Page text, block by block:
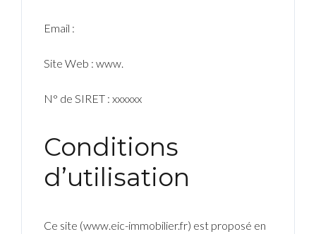
Email :
Site Web : www.
N° de SIRET : xxxxxx
Conditions
d’utilisation
Ce site (www.eic-immobilier.fr) est proposé en